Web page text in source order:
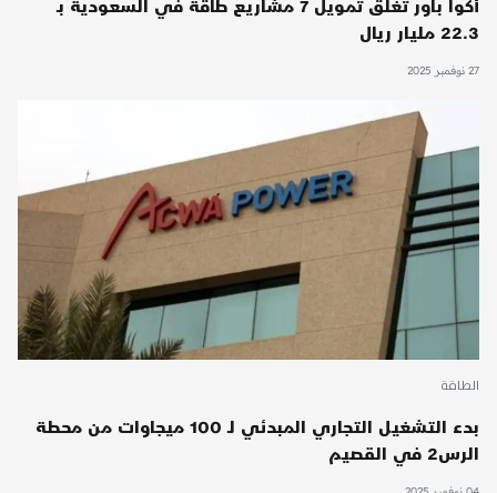
أكوا باور تُغلق تمويل 7 مشاريع طاقة في السعودية بـ
22.3 مليار ريال
27 نوفمبر 2025
الطاقة
بدء التشغيل التجاري المبدئي لـ 100 ميجاوات من محطة
الرس2 في القصيم